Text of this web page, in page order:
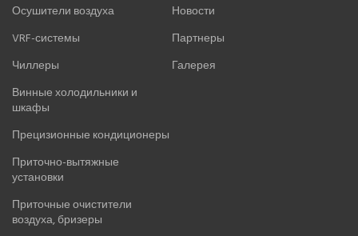
Осушители воздуха
VRF-системы
Чиллеры
Винные холодильники и
шкафы
Прецизионные кондиционеры
Приточно-вытяжные
установки
Приточные очистители
воздуха, бризеры
Новости
Партнеры
Галерея